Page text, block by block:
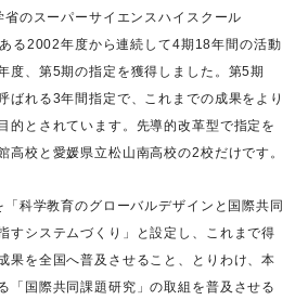
のスーパーサイエンスハイスクール
る2002年度から連続して4期18年間の活動
度、第5期の指定を獲得しました。第5期
ばれる3年間指定で、これまでの成果をより
的とされています。先導的改革型で指定を
高校と愛媛県立松山南高校の2校だけです。
科学教育のグローバルデザインと国際共同
すシステムづくり」と設定し、これまで得
果を全国へ普及させること、とりわけ、本
「国際共同課題研究」の取組を普及させる